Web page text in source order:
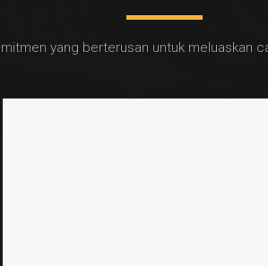
yang berterusan untuk meluaskan